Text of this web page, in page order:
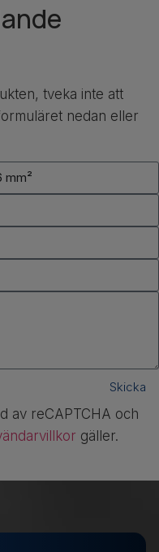
tveka inte att
nedan eller
Skicka
av reCAPTCHA och
gäller.